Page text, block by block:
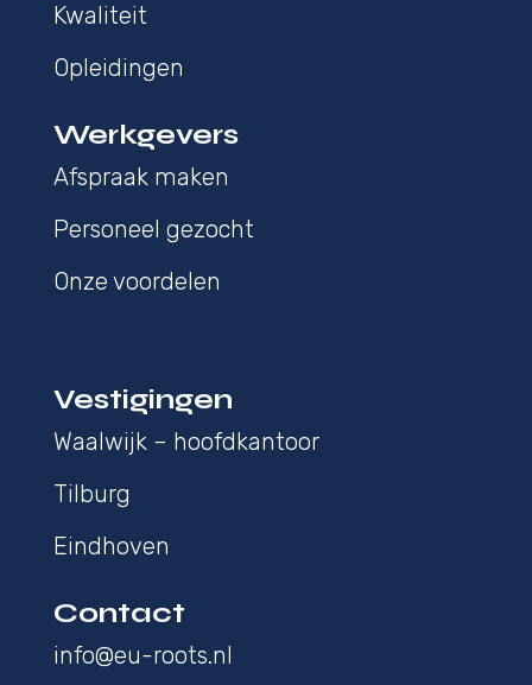
Kwaliteit
Opleidingen
Werkgevers
Afspraak maken
Personeel gezocht
Onze voordelen
Vestigingen
Waalwijk – hoofdkantoor
Tilburg
Eindhoven
Contact
info@eu-roots.nl